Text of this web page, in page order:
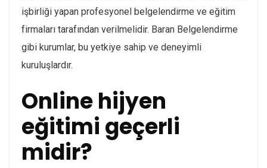
işbirliği yapan profesyonel belgelendirme ve eğitim
firmaları tarafından verilmelidir. Baran Belgelendirme
gibi kurumlar, bu yetkiye sahip ve deneyimli
kuruluşlardır.
Online hijyen
eğitimi geçerli
midir?